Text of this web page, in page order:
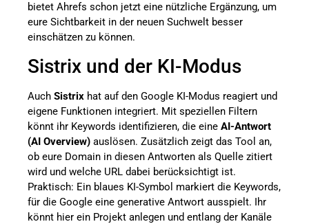
bietet Ahrefs schon jetzt eine nützliche Ergänzung, um
eure Sichtbarkeit in der neuen Suchwelt besser
einschätzen zu können.
Sistrix und der KI-Modus
Auch Sistrix hat auf den Google KI-Modus reagiert und
eigene Funktionen integriert. Mit speziellen Filtern
könnt ihr Keywords identifizieren, die eine AI-Antwort
(AI Overview) auslösen. Zusätzlich zeigt das Tool an,
ob eure Domain in diesen Antworten als Quelle zitiert
wird und welche URL dabei berücksichtigt ist.
Praktisch: Ein blaues KI-Symbol markiert die Keywords,
für die Google eine generative Antwort ausspielt. Ihr
könnt hier ein Projekt anlegen und entlang der Kanäle